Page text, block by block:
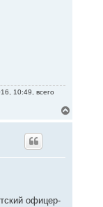
10:49, всего
офицер-